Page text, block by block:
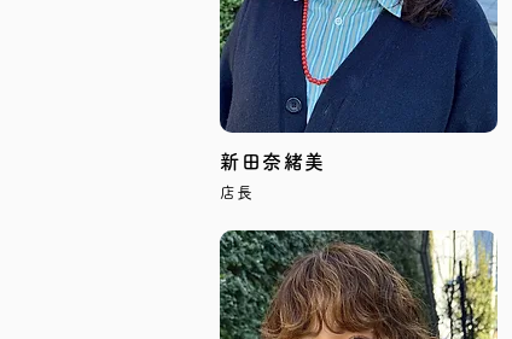
新田奈緒美
店長